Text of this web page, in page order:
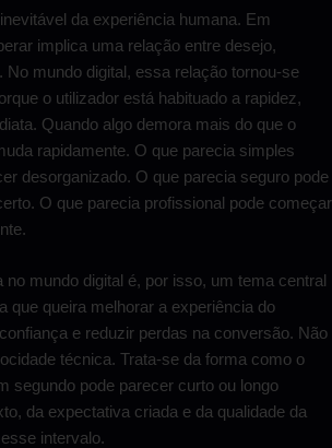
da experiência humana. Em
implica uma relação entre desejo,
No mundo digital, essa relação tornou-se
o utilizador está habituado a rapidez,
Quando algo demora mais do que o
rapidamente. O que parecia simples
desorganizado. O que parecia seguro pode
O que parecia profissional pode começar
no mundo digital é, por isso, um tema central
que queira melhorar a experiência do
e reduzir perdas na conversão. Não
técnica. Trata-se da forma como o
segundo pode parecer curto ou longo
da expectativa criada e da qualidade da
intervalo.